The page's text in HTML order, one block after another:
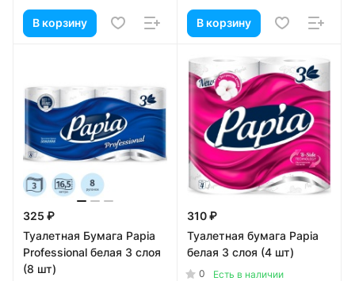
В корзину В корзину
325 ₽
Туалетная Бумага Papia
Professional белая 3 слоя
(8 шт)
310 ₽
Туалетная бумага Papia
белая 3 слоя (4 шт)
0
Есть в наличии